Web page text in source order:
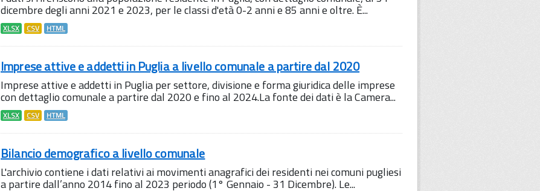
dicembre degli anni 2021 e 2023, per le classi d'età 0-2 anni e 85 anni e oltre. È...
XLSX CSV HTML
Imprese attive e addetti in Puglia a livello comunale a partire dal 2020
Imprese attive e addetti in Puglia per settore, divisione e forma giuridica delle imprese
con dettaglio comunale a partire dal 2020 e fino al 2024.La fonte dei dati è la Camera...
XLSX CSV HTML
Bilancio demografico a livello comunale
L'archivio contiene i dati relativi ai movimenti anagrafici dei residenti nei comuni pugliesi
a partire dall’anno 2014 fino al 2023 periodo (1° Gennaio - 31 Dicembre). Le...